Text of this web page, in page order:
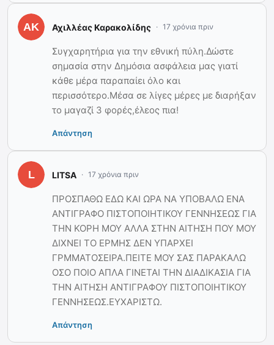
Αχιλλέας Καρακολίδης 17 χρόνια πριν
Συγχαρητήρια για την εθνική πύλη.Δώστε
σημασία στην Δημόσια ασφάλεια μας γιατί
κάθε μέρα παραπαίει όλο και
περισσότερο.Μέσα σε λίγες μέρες με διαρήξαν
το μαγαζί 3 φορές,έλεος πια!
Απάντηση
LITSA 17 χρόνια πριν
ΠΡΟΣΠΑΘΩ ΕΔΩ ΚΑΙ ΩΡΑ ΝΑ ΥΠΟΒΑΛΩ ΕΝΑ
ΑΝΤΙΓΡΑΦΟ ΠΙΣΤΟΠΟΙΗΤΙΚΟΥ ΓΕΝΝΗΣΕΩΣ ΓΙΑ
ΤΗΝ ΚΟΡΗ ΜΟΥ ΑΛΛΑ ΣΤΗΝ ΑΙΤΗΣΗ ΠΟΥ ΜΟΥ
ΔΙΧΝΕΙ ΤΟ ΕΡΜΗΣ ΔΕΝ ΥΠΑΡΧΕΙ
ΓΡΜΜΑΤΟΣΕΙΡΑ.ΠΕΙΤΕ ΜΟΥ ΣΑΣ ΠΑΡΑΚΑΛΩ
ΟΣΟ ΠΟΙΟ ΑΠΛΑ ΓΙΝΕΤΑΙ ΤΗΝ ΔΙΑΔΙΚΑΣΙΑ ΓΙΑ
ΤΗΝ ΑΙΤΗΣΗ ΑΝΤΙΓΡΑΦΟΥ ΠΙΣΤΟΠΟΙΗΤΙΚΟΥ
ΓΕΝΝΗΣΕΩΣ.ΕΥΧΑΡΙΣΤΩ.
Απάντηση